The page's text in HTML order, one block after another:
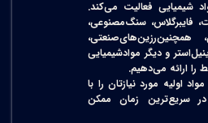
شیمیایی فعالیت می‌کند.
فایبرگلاس، سنگ‌مصنوعی،
همچنین‌رزین‌های‌صنعتی،
و دیگر مواد‌شیمیایی
را ارائه می‌دهیم.
اولیه مورد نیازتان را با
سریع‌ترین زمان ممکن